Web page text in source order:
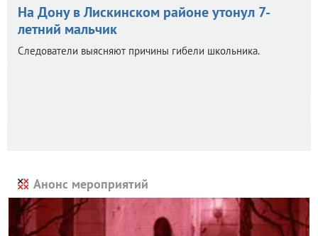
На Дону в Лискинском районе утонул 7-
летний мальчик
Следователи выясняют причины гибели школьника.
Анонс мероприятий